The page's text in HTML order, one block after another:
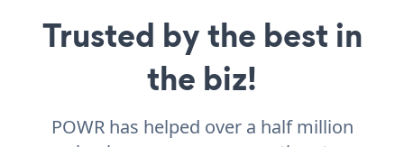
Trusted by the best in
the biz!
POWR has helped over a half million